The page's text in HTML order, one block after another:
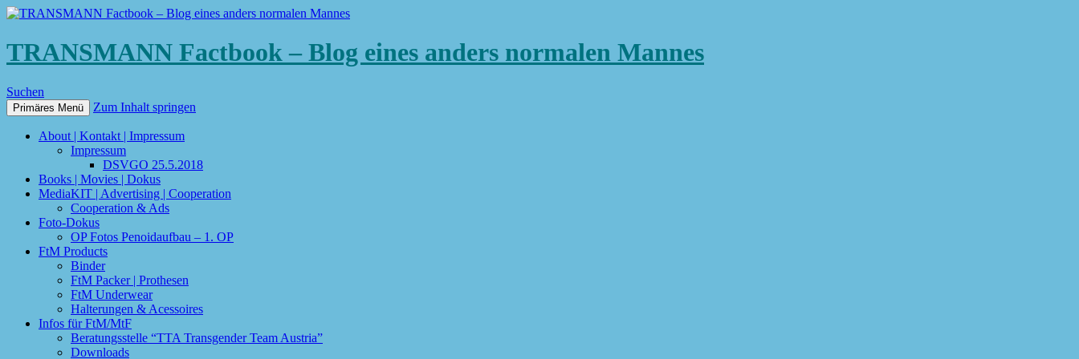
TRANSMANN Factbook – Blog eines anders normalen Mannes
Suchen
Primäres Menü Zum Inhalt springen
About | Kontakt | Impressum
Impressum
DSVGO 25.5.2018
Books | Movies | Dokus
MediaKIT | Advertising | Cooperation
Cooperation & Ads
Foto-Dokus
OP Fotos Penoidaufbau – 1. OP
FtM Products
Binder
FtM Packer | Prothesen
FtM Underwear
Halterungen & Acessoires
Infos für FtM/MtF
Beratungsstelle “TTA Transgender Team Austria”
Downloads